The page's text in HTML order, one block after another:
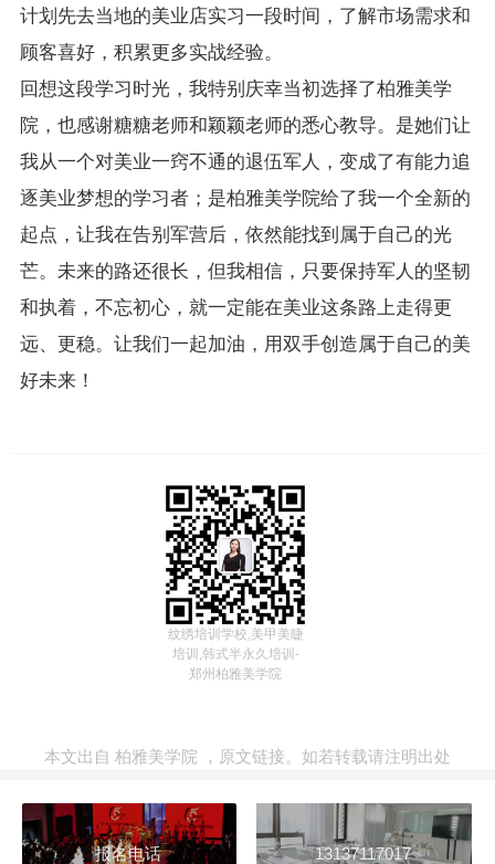
计划先去当地的美业店实习一段时间，了解市场需求和
顾客喜好，积累更多实战经验。
回想这段学习时光，我特别庆幸当初选择了柏雅美学
院，也感谢糖糖老师和颖颖老师的悉心教导。是她们让
我从一个对美业一窍不通的退伍军人，变成了有能力追
逐美业梦想的学习者；是柏雅美学院给了我一个全新的
起点，让我在告别军营后，依然能找到属于自己的光
芒。未来的路还很长，但我相信，只要保持军人的坚韧
和执着，不忘初心，就一定能在美业这条路上走得更
远、更稳。让我们一起加油，用双手创造属于自己的美
好未来！
纹绣培训学校,美甲美睫
培训,韩式半永久培训-
郑州柏雅美学院
本文出自 柏雅美学院 ， 原文链接。如若转载请注明出处
报名电话 13137117017